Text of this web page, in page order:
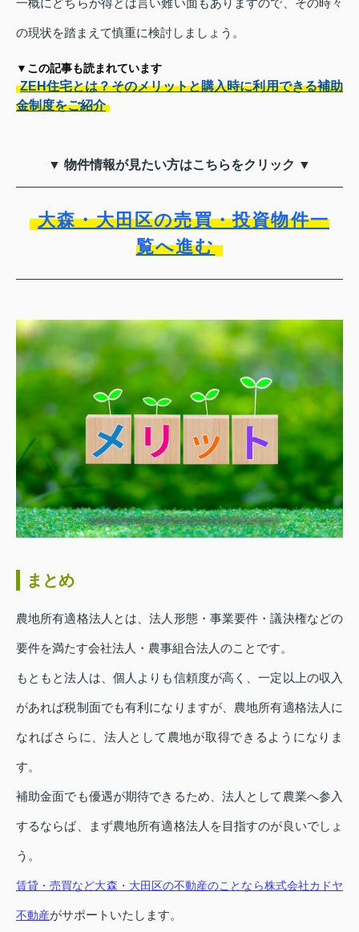
一概にどちらが得とは言い難い面もありますので、その時々
の現状を踏まえて慎重に検討しましょう。
▼この記事も読まれています
ZEH住宅とは？そのメリットと購入時に利用できる補助
金制度をご紹介
▼ 物件情報が見たい方はこちらをクリック ▼
大森・大田区の売買・投資物件一
覧へ進む
まとめ
農地所有適格法人とは、法人形態・事業要件・議決権などの
要件を満たす会社法人・農事組合法人のことです。
もともと法人は、個人よりも信頼度が高く、一定以上の収入
があれば税制面でも有利になりますが、農地所有適格法人に
なればさらに、法人として農地が取得できるようになりま
す。
補助金面でも優遇が期待できるため、法人として農業へ参入
するならば、まず農地所有適格法人を目指すのが良いでしょ
う。
賃貸・売買など大森・大田区の不動産のことなら株式会社カドヤ
不動産がサポートいたします。